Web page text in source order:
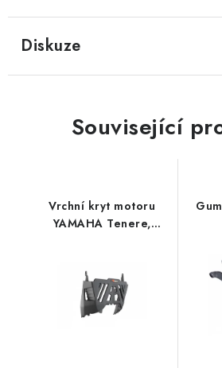
Diskuze
Související
Vrchní kryt motoru
YAMAHA Tenere,